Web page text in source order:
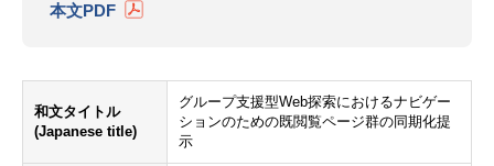
本文PDF
和文タイトル
(Japanese title)
グループ支援型Web探索におけるナビゲー
ションのための既閲覧ページ群の同期化提
示